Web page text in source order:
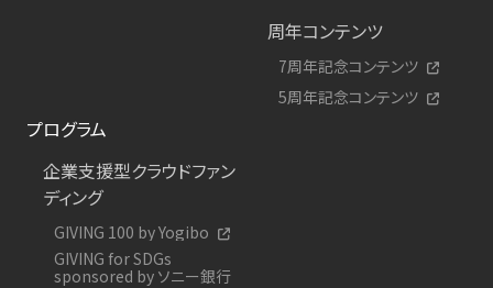
周年コンテンツ
7周年記念コンテンツ
5周年記念コンテンツ
プログラム
企業支援型クラウドファン
ディング
GIVING 100 by Yogibo
GIVING for SDGs
sponsored by ソニー銀行